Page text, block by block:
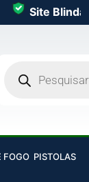
Site Blindado
PISTOLAS